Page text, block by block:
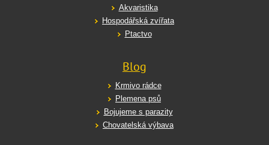
Akvaristika
Hospodářská zvířata
Ptactvo
Blog
Krmivo rádce
Plemena psů
Bojujeme s parazity
Chovatelská výbava